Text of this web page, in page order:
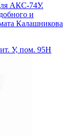
АКС-74У.
и
Калашникова
У, пом. 95Н